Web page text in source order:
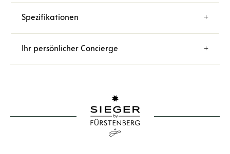
Spezifikationen
Ihr persönlicher Concierge